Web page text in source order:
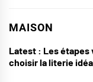
MAISON
Latest : Les étapes
choisir la literie